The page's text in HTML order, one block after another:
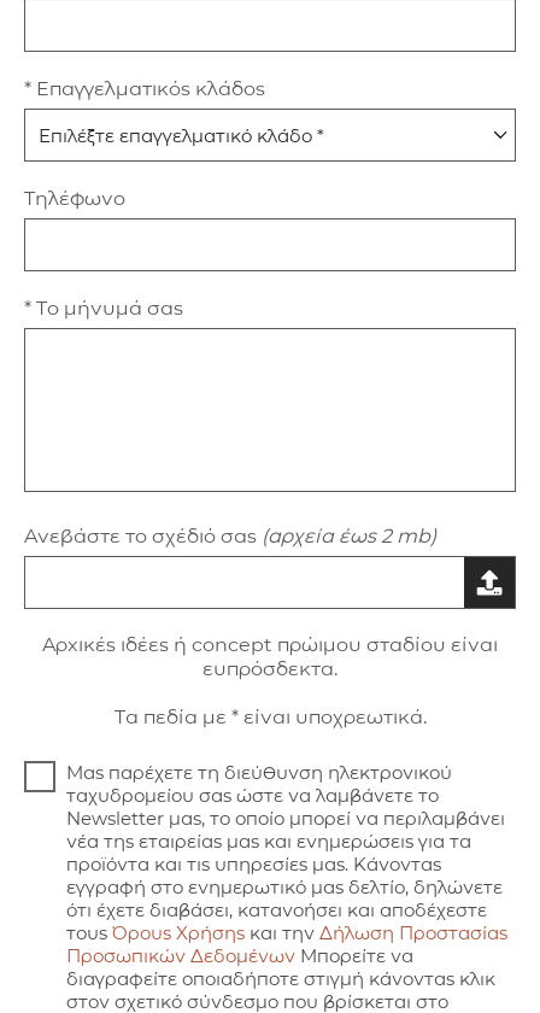
* Επαγγελματικός κλάδος
Τηλέφωνο
* Το μήνυμά σας
Ανεβάστε το σχέδιό σας (αρχεία έως 2 mb)
Aρxικές ιδέες ή concept πρώιμου σταδίου είναι
ευπρόσδεκτα.
Τα πεδία με * είναι υποχρεωτικά.
Μας παρέχετε τη διεύθυνση ηλεκτρονικού
ταχυδρομείου σας ώστε να λαμβάνετε το
Newsletter μας, το οποίο μπορεί να περιλαμβάνει
νέα της εταιρείας μας και ενημερώσεις για τα
προϊόντα και τις υπηρεσίες μας. Κάνοντας
εγγραφή στο ενημερωτικό μας δελτίο, δηλώνετε
ότι έχετε διαβάσει, κατανοήσει και αποδέχεστε
τους Όρους Χρήσης και την Δήλωση Προστασίας
Προσωπικών Δεδομένων Μπορείτε να
διαγραφείτε οποιαδήποτε στιγμή κάνοντας κλικ
στον σχετικό σύνδεσμο που βρίσκεται στο